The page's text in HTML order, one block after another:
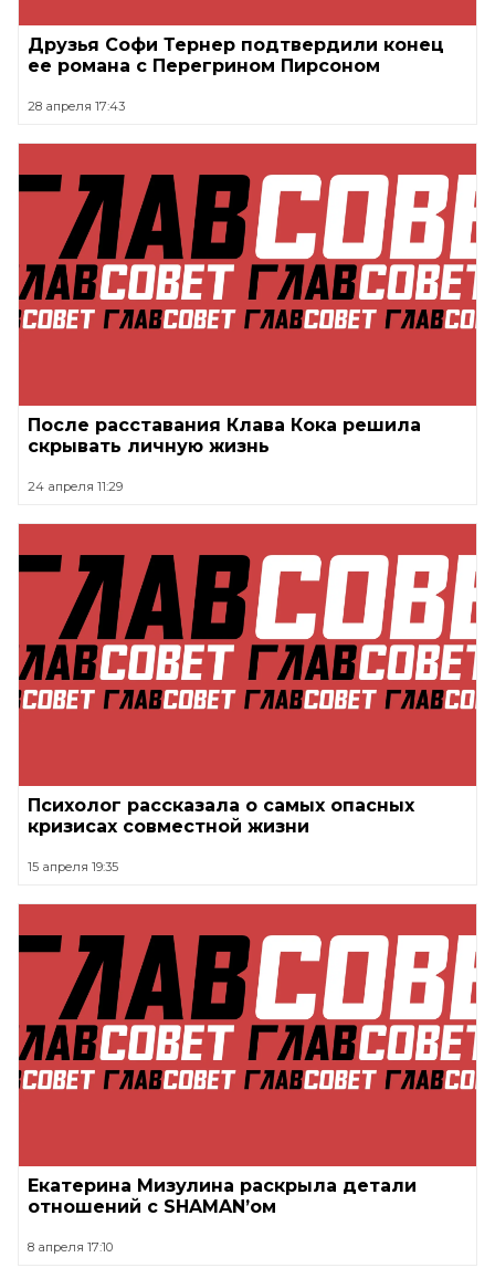
Друзья Софи Тернер подтвердили конец
ее романа с Перегрином Пирсоном
28 апреля 17:43
После расставания Клава Кока решила
скрывать личную жизнь
24 апреля 11:29
Психолог рассказала о самых опасных
кризисах совместной жизни
15 апреля 19:35
Екатерина Мизулина раскрыла детали
отношений с SHAMAN’ом
8 апреля 17:10